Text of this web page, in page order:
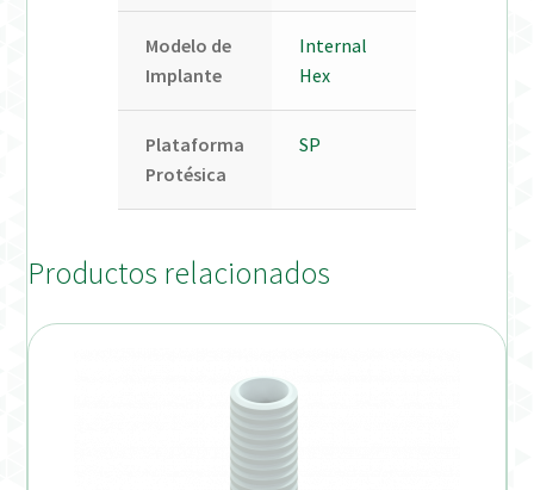
Modelo de
Implante
Internal
Hex
Plataforma
Protésica
SP
Productos relacionados